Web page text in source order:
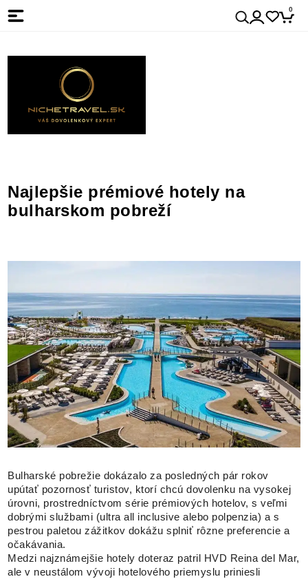
0
Najlepšie prémiové hotely na
bulharskom pobreží
Bulharské pobrežie dokázalo za posledných pár rokov
upútať pozornosť turistov, ktorí chcú dovolenku na vysokej
úrovni, prostredníctvom série prémiových hotelov, s veľmi
dobrými službami (ultra all inclusive alebo polpenzia) a s
pestrou paletou zážitkov dokážu splniť rôzne preferencie a
očakávania.
Medzi najznámejšie hotely doteraz patril HVD Reina del Mar,
ale v neustálom vývoji hotelového priemyslu priniesli